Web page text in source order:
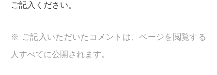
ご記入ください。
※ ご記入いただいたコメントは、ページを閲覧する
人すべてに公開されます。